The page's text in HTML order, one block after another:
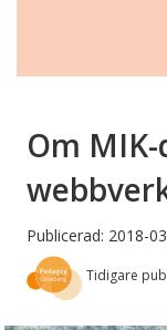
Om
Publicerad: 2018-
Tidigare